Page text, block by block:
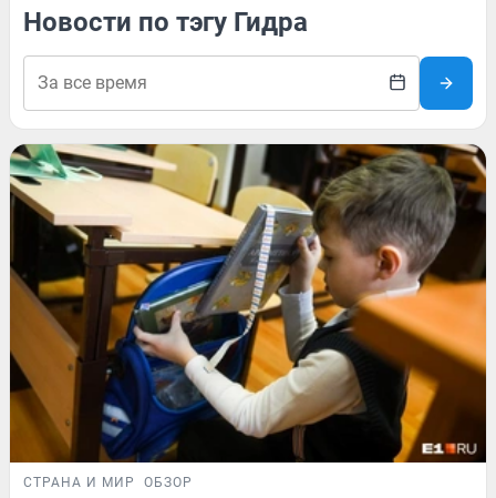
Новости по тэгу Гидра
СТРАНА И МИР ОБЗОР